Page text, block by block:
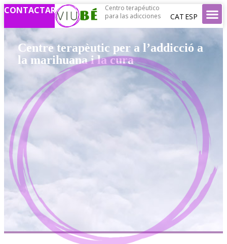
CONTACTAR
Centro terapéutico
para las adicciones
CAT ESP
Centre terapèutic per a l’addicció a
la marihuana i la cura